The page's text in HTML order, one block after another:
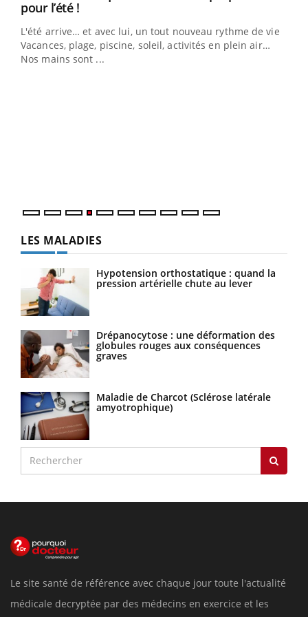
pour l’été !Youtube
L'été arrive… et avec lui, un tout nouveau rythme de vie !
Vacances, plage, piscine, soleil, activités en plein air…
Nos mains sont ...
LES MALADIES
Hypotension orthostatique : quand la
pression artérielle chute au lever
Drépanocytose : une déformation des
globules rouges aux conséquences
graves
Maladie de Charcot (Sclérose latérale
amyotrophique)
Le site santé de référence avec chaque jour toute l'actualité
médicale decryptée par des médecins en exercice et les